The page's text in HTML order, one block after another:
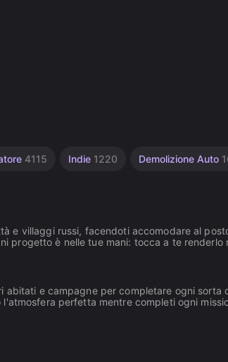
4115 Indie 1220 Demolizione Auto
e villaggi russi, facendoti accomodare al
progetto è nelle tue mani: tocca a te renderlo
e campagne per completare ogni sorta
perfetta mentre completi ogni